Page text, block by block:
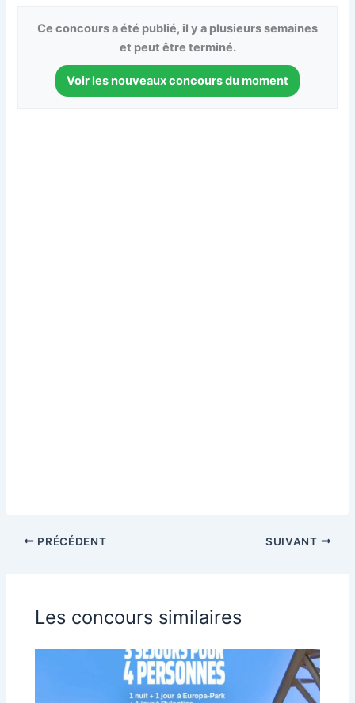
Ce concours a été publié, il y a plusieurs semaines
et peut être terminé.
Voir les nouveaux concours du moment
PRÉCÉDENT SUIVANT
Les concours similaires